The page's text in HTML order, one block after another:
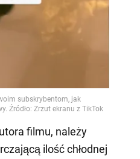
filmu, należy
ilość chłodnej